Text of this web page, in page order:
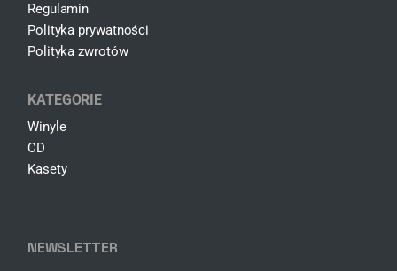
Regulamin
Polityka prywatności
Polityka zwrotów
KATEGORIE
Winyle
CD
Kasety
NEWSLETTER